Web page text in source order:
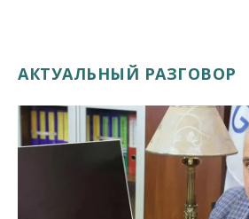
АКТУАЛЬНЫЙ РАЗГОВОР